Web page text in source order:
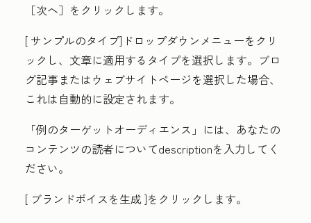
［次へ］をクリックします。
[ サンプルのタイプ]ドロップダウンメニューをクリ
ックし、文章に適用する タイプを選択します。ブロ
グ記事またはウェブサイトページを選択した場合、
これは自動的に設定されます。
「例のターゲットオーディエンス」 には、あなたの
コンテンツの読者についてdescriptionを入力してく
ださい。
[ ブランドボイスを生成 ]をクリックします。